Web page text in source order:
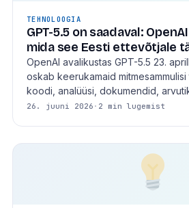
TEHNOLOOGIA
GPT-5.5 on saadaval:
mida see Eesti ettevõtjale
OpenAI avalikustas GPT-5.5 23.
oskab keerukamaid
koodi, analüüsi, dokumendid,
26. juuni 2026 · 2 min lugemist